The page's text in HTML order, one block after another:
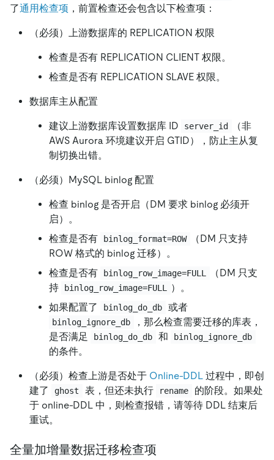
了通用检查项 ，前置检查还会包含以下检查项：
（必须）上游数据库的 REPLICATION 权限
检查是否有 REPLICATION CLIENT 权限。
检查是否有 REPLICATION SLAVE 权限。
数据库主从配置
建议上游数据库设置数据库 ID server_id
（非
AWS Aurora 环境建议开启 GTID），防止主从复
制切换出错。
（必须）MySQL binlog 配置
检查 binlog 是否开启（DM 要求 binlog 必须开
启）。
检查是否有
binlog_format=ROW
（DM 只支持
ROW 格式的 binlog 迁移）。
检查是否有
binlog_row_image=FULL
（DM 只支
持
binlog_row_image=FULL
）。
如果配置了
binlog_do_db 或者
binlog_ignore_db
，那么检查需要迁移的库表，
是否满足
binlog_do_db 和 binlog_ignore_db
的条件。
（必须）检查上游是否处于 Online-DDL 过程中，即创
建了
ghost 表，但还未执行 rename
的阶段。如果处
于 online-DDL 中，则检查报错，请等待 DDL 结束后
重试。
全量加增量数据迁移检查项